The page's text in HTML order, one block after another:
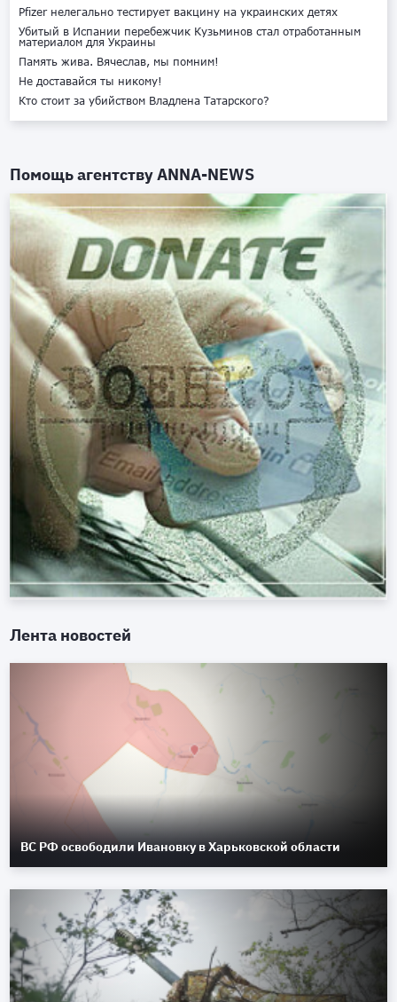
Pfizer нелегально тестирует вакцину на украинских детях
Убитый в Испании перебежчик Кузьминов стал отработанным
материалом для Украины
Память жива. Вячеслав, мы помним!
Не доставайся ты никому!
Кто стоит за убийством Владлена Татарского?
Помощь агентствуANNA-NEWS
Лента новостей
ВС РФ освободили Ивановку в Харьковской области